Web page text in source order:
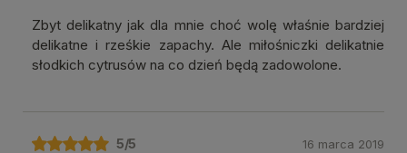
Zbyt delikatny jak dla mnie choć wolę właśnie bardziej
delikatne i rześkie zapachy. Ale miłośniczki delikatnie
słodkich cytrusów na co dzień będą zadowolone.
5/5 16 marca 2019